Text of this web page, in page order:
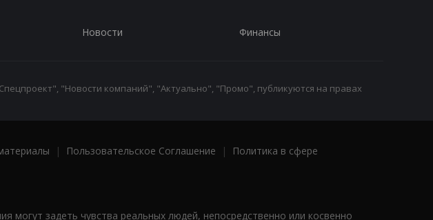
Новости Финансы
"Новости компаний", "Актуально", "Промо", публикуются на правах
| Пользовательское Соглашение |
Политика в сфере
задеть чувства реальных людей, непосредственно или косвенно